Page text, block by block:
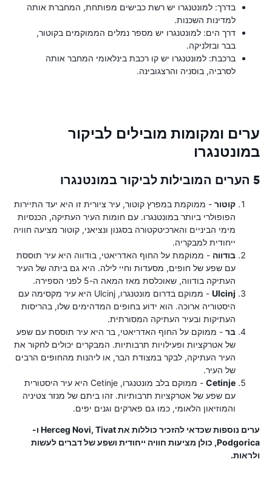
בדרך: למונטנגרו יש רשת כבישים מפותחת, המחברת אותה
למדינות השכנות.
דרך הים: למונטנגרו יש מספר נמלים הממוקמים בקוטור,
בבר ובזלניקה.
ברכבת: למונטנגרו יש קו רכבת בינלאומי המחבר אותה
לסרביה, בוסניה והרצגובינה.
ערים ומקומות מובילים לביקור
במונטנגרו
5 הערים המובילות לביקור במונטנגרו
קוטור - ממוקמת במפרץ קוטור, עיר ציורית זו היא יעד התיירות
הפופולרי ביותר במונטנגרו. עם חומות העיר העתיקה, הכנסיות
מימי הביניים והארכיטקטורה בסגנון ונציאני, קוטור מציעה חוויה
ייחודית למבקריה.
בודווה - ממוקמת על החוף האדריאטי, בודווה היא עיר תוססת
עם שפע של חופים, מסעדות וחיי לילה. היא גם ביתה של העיר
העתיקה בודווה, שאוכלסת מאז המאה ה-5 לפני הספירה.
Ulcinj
- ממוקם בדרום מונטנגרו, Ulcinj היא עיר מקסימה עם
היסטוריה ארוכה. הוא ידוע בחופים המדהימים שלו, בהריסות
העתיקות ובעיר העתיקה המסורתית.
בר - ממוקם על החוף האדריאטי, בר היא עיר תוססת עם שפע
של אטרקציות ופעילויות תרבותיות. המבקרים יכולים לחקור את
העיר העתיקה, לבקר במצודת הבר, או ליהנות מהחופים הרבים
של העיר.
Cetinje
- ממוקם בלב מונטנגרו, Cetinje היא עיר היסטורית
עם שפע של אטרקציות תרבותיות. זהו ביתם של מנזר צטיניה
והמוזיאון הלאומי, כמו גם פארקים וגנים יפים.
ערים נוספות שכדאי להזכיר כוללות את Herceg Novi, Tivat ו-
Podgorica, כולן מציעות חוויה ייחודית ושפע של דברים לעשות
ולראות.